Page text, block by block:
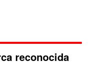
reconocida